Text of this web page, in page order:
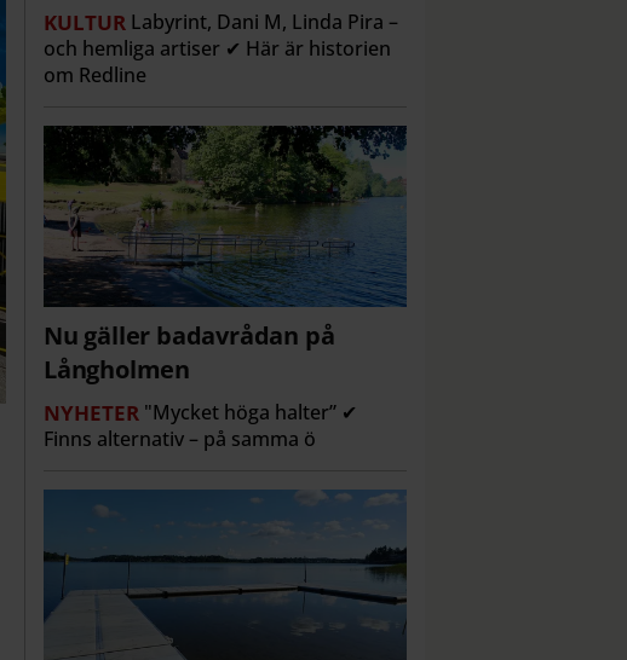
KULTUR Labyrint, Dani M, Linda Pira –
och hemliga artiser ✔ Här är historien
om Redline
Nu gäller badavrådan på
Långholmen
NYHETER "Mycket höga halter” ✔
Finns alternativ – på samma ö